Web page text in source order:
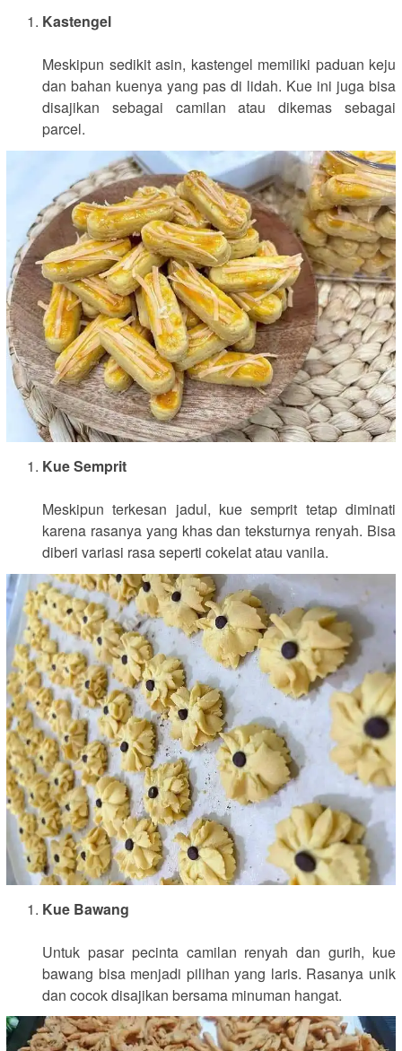
Kastengel
Meskipun sedikit asin, kastengel memiliki paduan keju
dan bahan kuenya yang pas di lidah. Kue ini juga bisa
disajikan sebagai camilan atau dikemas sebagai
parcel.
Kue Semprit
Meskipun terkesan jadul, kue semprit tetap diminati
karena rasanya yang khas dan teksturnya renyah. Bisa
diberi variasi rasa seperti cokelat atau vanila.
Kue Bawang
Untuk pasar pecinta camilan renyah dan gurih, kue
bawang bisa menjadi pilihan yang laris. Rasanya unik
dan cocok disajikan bersama minuman hangat.